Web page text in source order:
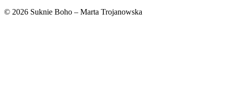
© 2026 Suknie Boho – Marta Trojanowska